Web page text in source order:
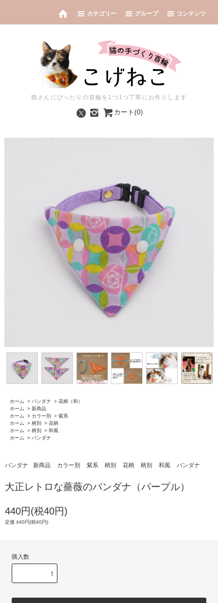
カテゴリー グループ コンテンツ
猫さんにぴったりの首輪を1つ1つ丁寧にお作りします
カート(0)
ホーム > バンダナ > 花柄（和）
ホーム
> 新商品
ホーム
> カラー別 > 紫系
ホーム
> 柄別 > 花柄
ホーム
> 柄別 > 和風
ホーム
> バンダナ
バンダナ 新商品 カラー別 紫系 柄別 花柄 柄別 和風 バンダナ
大正レトロな薔薇のバンダナ（パープル）
440円(税40円)
定価 440円(税40円)
購入数